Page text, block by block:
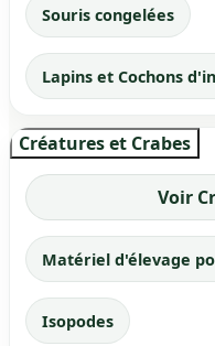
Souris congelées
Lapins et Cochons
Créatures et Crabes
Voir
Matériel d'élevage
Isopodes